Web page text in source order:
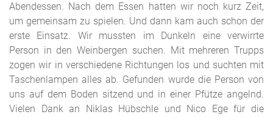
Abendessen. Nach dem Essen hatten wir noch kurz Zeit,
um gemeinsam zu spielen. Und dann kam auch schon der
erste Einsatz. Wir mussten im Dunkeln eine verwirrte
Person in den Weinbergen suchen. Mit mehreren Trupps
zogen wir in verschiedene Richtungen los und suchten mit
Taschenlampen alles ab. Gefunden wurde die Person von
uns auf dem Boden sitzend und in einer Pfütze angelnd.
Vielen Dank an Niklas Hübschle und Nico Ege für die